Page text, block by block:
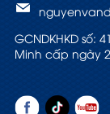
GCNDKHKD số:
Minh cấp ngày